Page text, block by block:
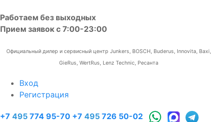
Работаем без выходных
Прием заявок с 7:00-23:00
Официальный дилер и сервисный центр Junkers, BOSCH, Buderus, Innovita, Baxi,
GieRus, WertRus, Lenz Technic, Ресанта
Вход
Регистрация
+7 495 774 95-70 +7 495 726 50-02